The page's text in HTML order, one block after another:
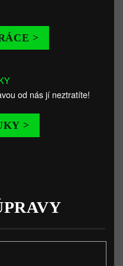
>
od nás jí neztratíte!
>